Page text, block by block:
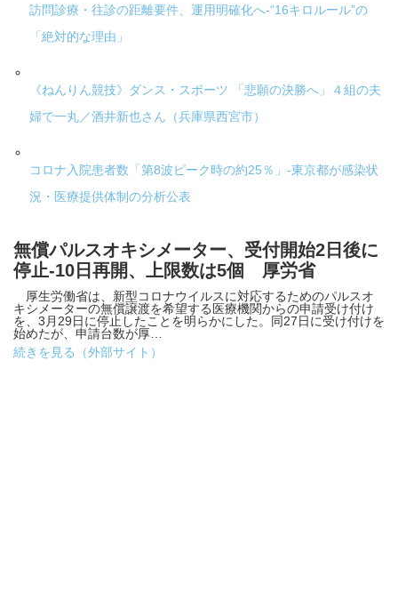
訪問診療・往診の距離要件、運用明確化へ-“16キロルール”の
「絶対的な理由」
《ねんりん競技》ダンス・スポーツ 「悲願の決勝へ」４組の夫
婦で一丸／酒井新也さん（兵庫県西宮市）
コロナ入院患者数「第8波ピーク時の約25％」-東京都が感染状
況・医療提供体制の分析公表
無償パルスオキシメーター、受付開始2日後に
停止-10日再開、上限数は5個 厚労省
厚生労働省は、新型コロナウイルスに対応するためのパルスオ
キシメーターの無償譲渡を希望する医療機関からの申請受け付け
を、3月29日に停止したことを明らかにした。同27日に受け付けを
始めたが、申請台数が厚…
続きを見る（外部サイト）